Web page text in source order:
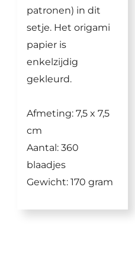
patronen) in dit
setje. Het origami
papier is
enkelzijdig
gekleurd.
Afmeting: 7,5 x 7,5
cm
Aantal: 360
blaadjes
Gewicht: 170 gram